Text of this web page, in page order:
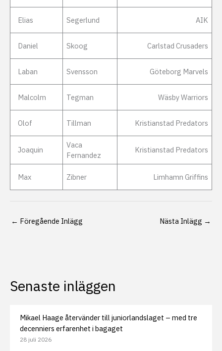
Elias Segerlund AIK
Daniel Skoog Carlstad Crusaders
Laban Svensson Göteborg Marvels
Malcolm Tegman Wäsby Warriors
Olof Tillman Kristianstad Predators
Joaquin
Vaca
Fernandez
Kristianstad Predators
Max Zibner Limhamn Griffins
← Föregående Inlägg Nästa Inlägg →
Senaste inläggen
Mikael Haage återvänder till juniorlandslaget – med tre
decenniers erfarenhet i bagaget
28 juli 2026